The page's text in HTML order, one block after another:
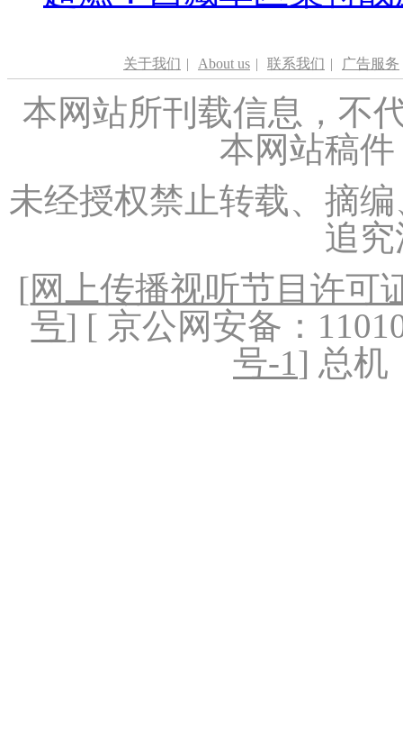
关于我们 | About us | 联系我们 | 广告服务
本网站所刊载信息，不
本网站稿
未经授权禁止转载、摘
追
[网上传播视听节目许可
号] [ 京公网安备：
号-1] 总机